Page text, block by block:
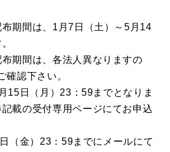
期間は、1月7日（土）～5月14
期間は、各法人異なりますの
確認下さい。
15日（月）23：59までとなりま
載の受付専用ページにてお申込
（金）23：59までにメールにて